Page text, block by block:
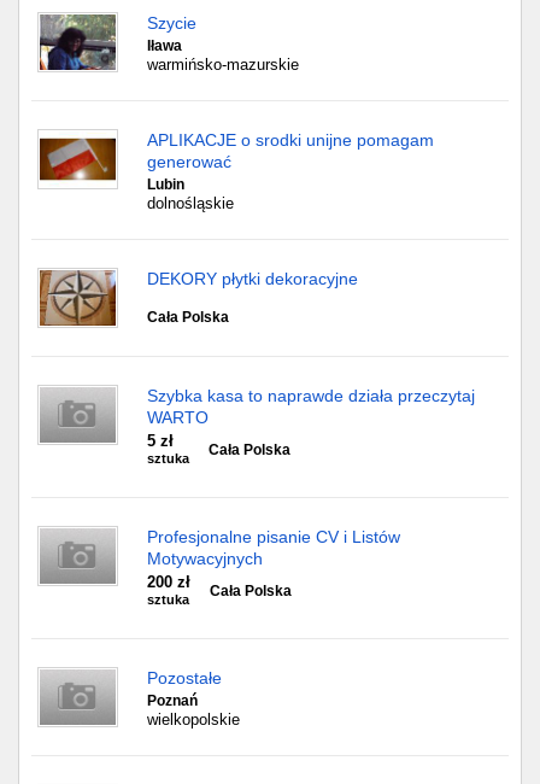
Szycie
Iława
warmińsko-mazurskie
APLIKACJE o srodki unijne pomagam
generować
Lubin
dolnośląskie
DEKORY płytki dekoracyjne
Cała Polska
Szybka kasa to naprawde działa przeczytaj
WARTO
5 zł
sztuka
Cała Polska
Profesjonalne pisanie CV i Listów
Motywacyjnych
200 zł
sztuka
Cała Polska
Pozostałe
Poznań
wielkopolskie